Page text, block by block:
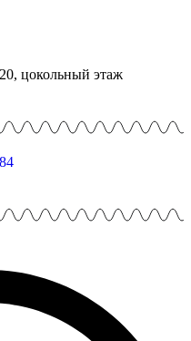
цокольный этаж